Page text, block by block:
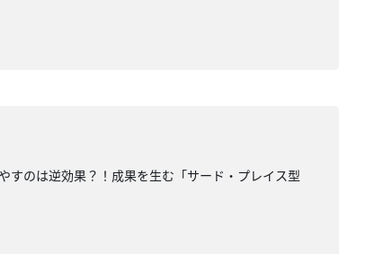
のは逆効果？！成果を生む「サード・プレイス型